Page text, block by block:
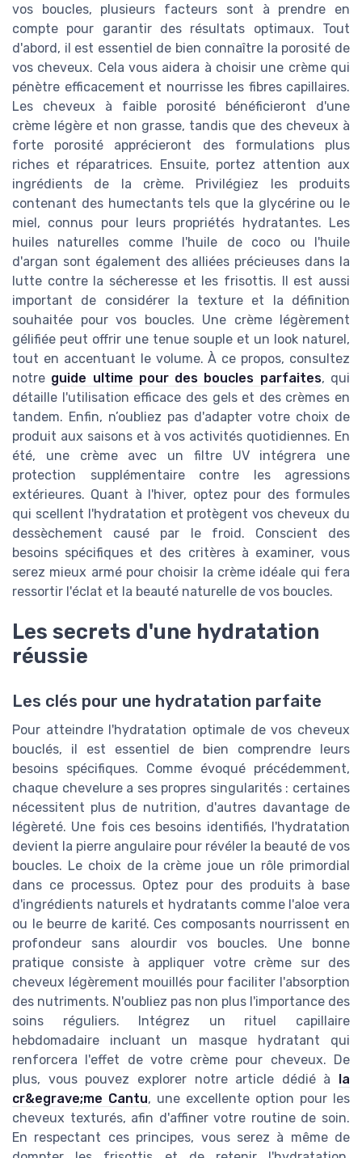
vos boucles, plusieurs facteurs sont à prendre en
compte pour garantir des résultats optimaux. Tout
d'abord, il est essentiel de bien connaître la porosité de
vos cheveux. Cela vous aidera à choisir une crème qui
pénètre efficacement et nourrisse les fibres capillaires.
Les cheveux à faible porosité bénéficieront d'une
crème légère et non grasse, tandis que des cheveux à
forte porosité apprécieront des formulations plus
riches et réparatrices. Ensuite, portez attention aux
ingrédients de la crème. Privilégiez les produits
contenant des humectants tels que la glycérine ou le
miel, connus pour leurs propriétés hydratantes. Les
huiles naturelles comme l'huile de coco ou l'huile
d'argan sont également des alliées précieuses dans la
lutte contre la sécheresse et les frisottis. Il est aussi
important de considérer la texture et la définition
souhaitée pour vos boucles. Une crème légèrement
gélifiée peut offrir une tenue souple et un look naturel,
tout en accentuant le volume. À ce propos, consultez
notre guide ultime pour des boucles parfaites, qui
détaille l'utilisation efficace des gels et des crèmes en
tandem. Enfin, n’oubliez pas d'adapter votre choix de
produit aux saisons et à vos activités quotidiennes. En
été, une crème avec un filtre UV intégrera une
protection supplémentaire contre les agressions
extérieures. Quant à l'hiver, optez pour des formules
qui scellent l'hydratation et protègent vos cheveux du
dessèchement causé par le froid. Conscient des
besoins spécifiques et des critères à examiner, vous
serez mieux armé pour choisir la crème idéale qui fera
ressortir l'éclat et la beauté naturelle de vos boucles.
Les secrets d'une hydratation
réussie
Les clés pour une hydratation parfaite
Pour atteindre l'hydratation optimale de vos cheveux
bouclés, il est essentiel de bien comprendre leurs
besoins spécifiques. Comme évoqué précédemment,
chaque chevelure a ses propres singularités : certaines
nécessitent plus de nutrition, d'autres davantage de
légèreté. Une fois ces besoins identifiés, l'hydratation
devient la pierre angulaire pour révéler la beauté de vos
boucles. Le choix de la crème joue un rôle primordial
dans ce processus. Optez pour des produits à base
d'ingrédients naturels et hydratants comme l'aloe vera
ou le beurre de karité. Ces composants nourrissent en
profondeur sans alourdir vos boucles. Une bonne
pratique consiste à appliquer votre crème sur des
cheveux légèrement mouillés pour faciliter l'absorption
des nutriments. N'oubliez pas non plus l'importance des
soins réguliers. Intégrez un rituel capillaire
hebdomadaire incluant un masque hydratant qui
renforcera l'effet de votre crème pour cheveux. De
plus, vous pouvez explorer notre article dédié à
la
cr&egrave;me Cantu, une excellente option pour les
cheveux texturés, afin d'affiner votre routine de soin.
En respectant ces principes, vous serez à même de